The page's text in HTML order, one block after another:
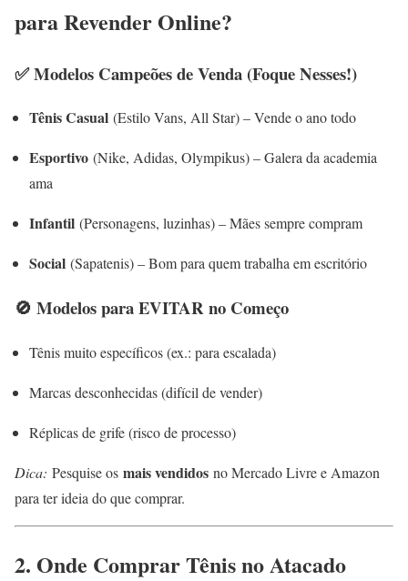
para Revender Online?
✅ Modelos Campeões de Venda (Foque Nesses!)
Tênis Casual (Estilo Vans, All Star) – Vende o ano todo
Esportivo (Nike, Adidas, Olympikus) – Galera da academia
ama
Infantil (Personagens, luzinhas) – Mães sempre compram
Social (Sapatenis) – Bom para quem trabalha em escritório
🚫 Modelos para EVITAR no Começo
Tênis muito específicos (ex.: para escalada)
Marcas desconhecidas (difícil de vender)
Réplicas de grife (risco de processo)
Dica: Pesquise os mais vendidos no Mercado Livre e Amazon
para ter ideia do que comprar.
2. Onde Comprar Tênis no Atacado